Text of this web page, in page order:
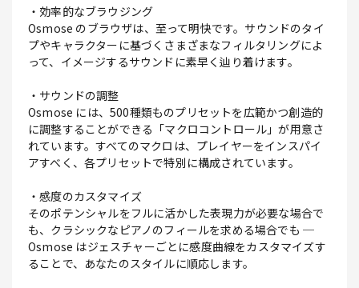
・効率的なブラウジング
Osmose のブラウザは、至って明快です。サウンドのタイ
プやキャラクターに基づくさまざまなフィルタリングによ
って、イメージするサウンドに素早く辿り着けます。
・サウンドの調整
Osmose には、500種類ものプリセットを広範かつ創造的
に調整することができる「マクロコントロール」が用意さ
れています。すべてのマクロは、プレイヤーをインスパイ
アすべく、各プリセットで特別に構成されています。
・感度のカスタマイズ
そのポテンシャルをフルに活かした表現力が必要な場合で
も、クラシックなピアノのフィールを求める場合でも ─
Osmose はジェスチャーごとに感度曲線をカスタマイズす
ることで、あなたのスタイルに順応します。